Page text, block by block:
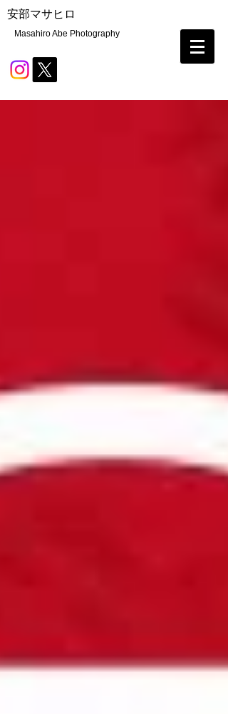
安部マサヒロ
Masahiro Abe Photography